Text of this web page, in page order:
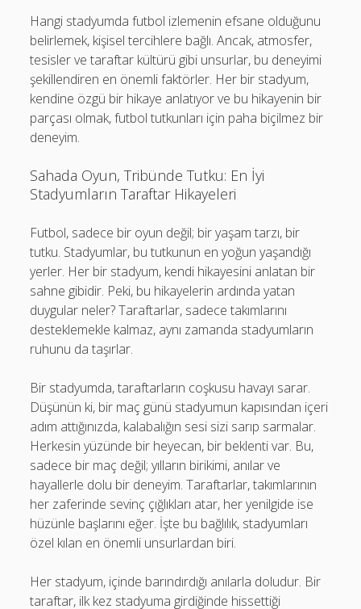
Hangi stadyumda futbol izlemenin efsane olduğunu
belirlemek, kişisel tercihlere bağlı. Ancak, atmosfer,
tesisler ve taraftar kültürü gibi unsurlar, bu deneyimi
şekillendiren en önemli faktörler. Her bir stadyum,
kendine özgü bir hikaye anlatıyor ve bu hikayenin bir
parçası olmak, futbol tutkunları için paha biçilmez bir
deneyim.
Sahada Oyun, Tribünde Tutku: En İyi
Stadyumların Taraftar Hikayeleri
Futbol, sadece bir oyun değil; bir yaşam tarzı, bir
tutku. Stadyumlar, bu tutkunun en yoğun yaşandığı
yerler. Her bir stadyum, kendi hikayesini anlatan bir
sahne gibidir. Peki, bu hikayelerin ardında yatan
duygular neler? Taraftarlar, sadece takımlarını
desteklemekle kalmaz, aynı zamanda stadyumların
ruhunu da taşırlar.
Bir stadyumda, taraftarların coşkusu havayı sarar.
Düşünün ki, bir maç günü stadyumun kapısından içeri
adım attığınızda, kalabalığın sesi sizi sarıp sarmalar.
Herkesin yüzünde bir heyecan, bir beklenti var. Bu,
sadece bir maç değil; yılların birikimi, anılar ve
hayallerle dolu bir deneyim. Taraftarlar, takımlarının
her zaferinde sevinç çığlıkları atar, her yenilgide ise
hüzünle başlarını eğer. İşte bu bağlılık, stadyumları
özel kılan en önemli unsurlardan biri.
Her stadyum, içinde barındırdığı anılarla doludur. Bir
taraftar, ilk kez stadyuma girdiğinde hissettiği